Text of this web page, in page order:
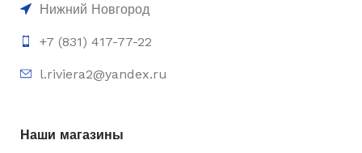
Нижний Новгород
+7 (831) 417-77-22
l.riviera2@yandex.ru
Наши магазины